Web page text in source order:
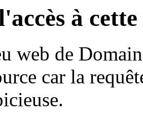
à
web de
car la